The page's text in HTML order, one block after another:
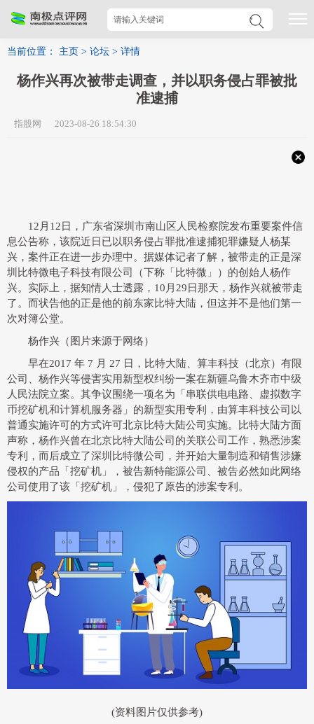
当前位置： 主页 > 论坛 > 详情
杨作兴再次被带走调查，并以职务侵占罪被批
准逮捕
指股网 2023-08-26 18:54:30
12月12日，广东省深圳市南山区人民检察院发布重要案件信
息公告称，该院近日已以职务侵占罪批准逮捕犯罪嫌疑人杨某
兴，案件正在进一步办理中。据媒体记者了解，被带走的正是深
圳比特微电子科技有限公司（下称「比特微」）的创始人杨作
兴。实际上，据知情人士透露，10月29日那天，杨作兴就被带走
了。而状告他的正是他的前东家比特大陆，但这并不是他们第一
次对簿公堂。
杨作兴（图片来源于网络）
早在2017 年 7 月 27 日，比特大陆、算丰科技（北京）有限
公司、杨作兴等侵害实用新型权纠纷一案在新疆乌鲁木齐市中级
人民法院立案。其争议围绕一项名为「串联供电电路、虚拟数字
币挖矿机和计算机服务器」的新型实用专利，由算丰科技公司以
普通实施许可的方式许可北京比特大陆公司实施。比特大陆方面
声称，杨作兴曾在北京比特大陆公司的关联公司工作，熟悉涉案
专利，而后成立了深圳比特微公司，并开始大量制造和销售涉嫌
侵权的产品「挖矿机」，被告新特能源公司、被告必然如此网络
公司使用了该「挖矿机」，侵犯了原告的涉案专利。
(资料图片仅供参考)